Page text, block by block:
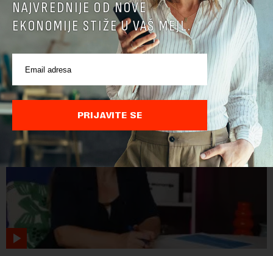
POVEZANI SADRŽAJI
NAJVREDNIJE OD NOVE
EKONOMIJE STIŽE U VAŠ MEJL.
PRIJAVITE SE